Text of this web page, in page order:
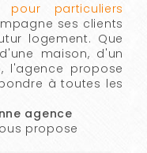
pour particuliers
ses clients
logement. Que
maison, d'un
l'agence propose
à toutes les
agence
propose